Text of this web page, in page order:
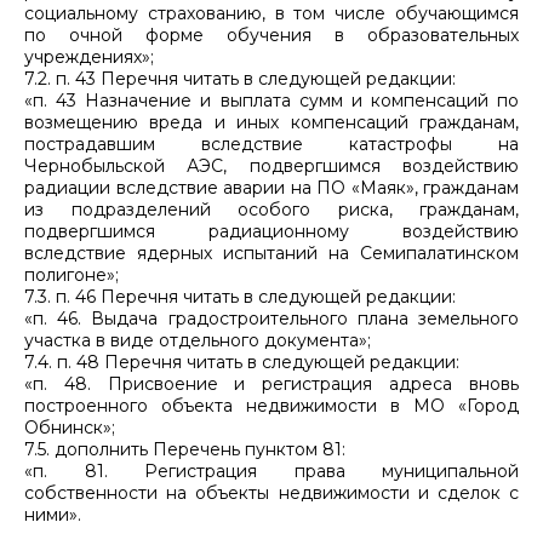
социальному страхованию, в том числе обучающимся
по очной форме обучения в образовательных
учреждениях»;
7.2. п. 43 Перечня читать в следующей редакции:
«п. 43 Назначение и выплата сумм и компенсаций по
возмещению вреда и иных компенсаций гражданам,
пострадавшим вследствие катастрофы на
Чернобыльской АЭС, подвергшимся воздействию
радиации вследствие аварии на ПО «Маяк», гражданам
из подразделений особого риска, гражданам,
подвергшимся радиационному воздействию
вследствие ядерных испытаний на Семипалатинском
полигоне»;
7.3. п. 46 Перечня читать в следующей редакции:
«п. 46. Выдача градостроительного плана земельного
участка в виде отдельного документа»;
7.4. п. 48 Перечня читать в следующей редакции:
«п. 48. Присвоение и регистрация адреса вновь
построенного объекта недвижимости в МО «Город
Обнинск»;
7.5. дополнить Перечень пунктом 81:
«п. 81. Регистрация права муниципальной
собственности на объекты недвижимости и сделок с
ними».